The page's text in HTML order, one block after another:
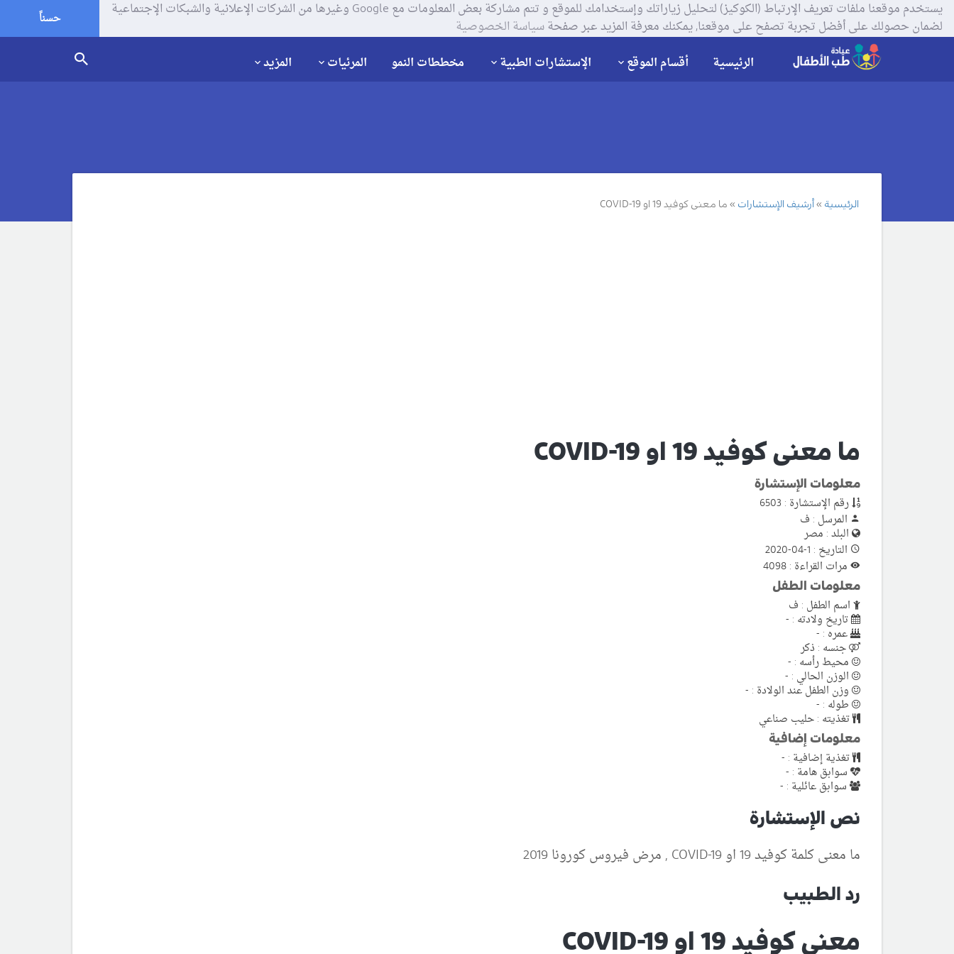
يستخدم موقعنا ملفات تعريف الإرتباط (الكوكيز) لتحليل زياراتك وإستخدامك للموقع و تتم مشاركة بعض المعلومات مع Google وغيرها من الشركات الإعلانية والشبكات الإجتماعية
لضمان حصولك على أفضل تجربة تصفح على موقعنا, يمكنك معرفة المزيد عبر صفحةسياسة الخصوصية حسناً
الرئيسية أقسام الموقع الإستشارات الطبية مخططات النمو المرئيات المزيد
الرئيسية أرشيف الإستشارات ما معنى كوفيد 19 او COVID-19
ما معنى كوفيد 19 او COVID-19
معلومات الإستشارة
رقم الإستشارة : 6503
المرسل : ف
البلد : مصر
التاريخ : 1-04-2020
مرات القراءة : 4098
معلومات الطفل
اسم الطفل : ف
تاريخ ولادته : -
عمره : -
جنسه : ذكر
محيط رأسه : -
الوزن الحالي : -
وزن الطفل عند الولادة : -
طوله : -
تغذيته : حليب صناعي
معلومات إضافية
تغذية إضافية : -
سوابق هامة : -
سوابق عائلية : -
نص الإستشارة
ما معنى كلمة كوفيد 19 او COVID-19 , مرض فيروس كورونا 2019
رد الطبيب
معنى كوفيد 19 او COVID-19